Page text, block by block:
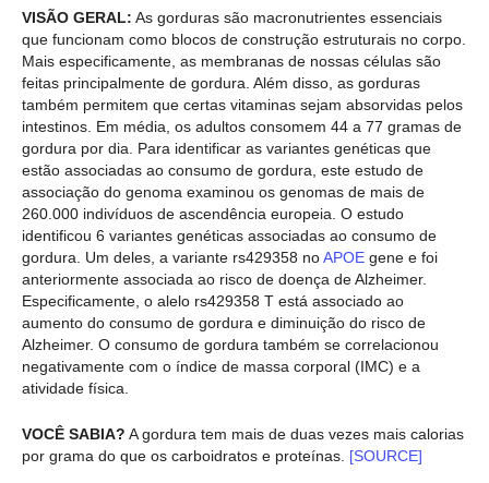
VISÃO GERAL: As gorduras são macronutrientes essenciais
que funcionam como blocos de construção estruturais no corpo.
Mais especificamente, as membranas de nossas células são
feitas principalmente de gordura. Além disso, as gorduras
também permitem que certas vitaminas sejam absorvidas pelos
intestinos. Em média, os adultos consomem 44 a 77 gramas de
gordura por dia. Para identificar as variantes genéticas que
estão associadas ao consumo de gordura, este estudo de
associação do genoma examinou os genomas de mais de
260.000 indivíduos de ascendência europeia. O estudo
identificou 6 variantes genéticas associadas ao consumo de
gordura. Um deles, a variante rs429358 noAPOE gene e foi
anteriormente associada ao risco de doença de Alzheimer.
Especificamente, o alelo rs429358 T está associado ao
aumento do consumo de gordura e diminuição do risco de
Alzheimer. O consumo de gordura também se correlacionou
negativamente com o índice de massa corporal (IMC) e a
atividade física.
VOCÊ SABIA? A gordura tem mais de duas vezes mais calorias
por grama do que os carboidratos e proteínas. [SOURCE]